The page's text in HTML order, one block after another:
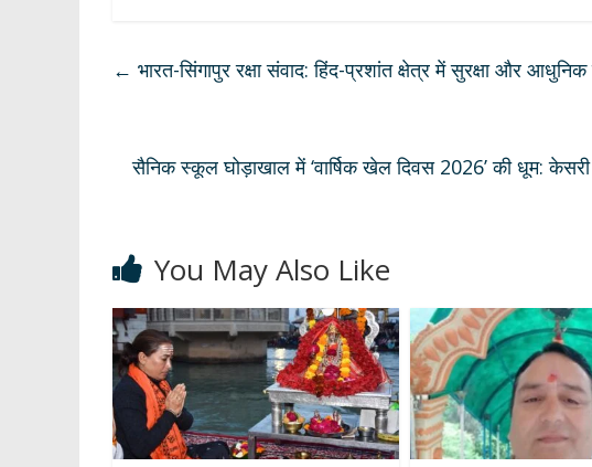
s
p
b
k
gr e e
← भारत-सिंगापुर रक्षा संवाद: हिंद-प्रशांत क्षेत्र में सुरक्षा और
सैनिक स्कूल घोड़ाखाल में ‘वार्षिक खेल दिवस 2026’ की धूम:
You May Also Like